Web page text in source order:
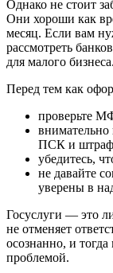
Однако не стоит
Они хороши как
месяц. Если вам
рассмотреть
для малого бизнеса.
Перед тем как
проверьте
внимательно
ПСК и
убедитесь,
не давайте
уверены в
Госуслуги — это
не отменяет
осознанно, и
проблемой.